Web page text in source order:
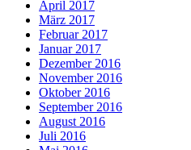
April 2017
März 2017
Februar 2017
Januar 2017
Dezember 2016
November 2016
Oktober 2016
September 2016
August 2016
Juli 2016